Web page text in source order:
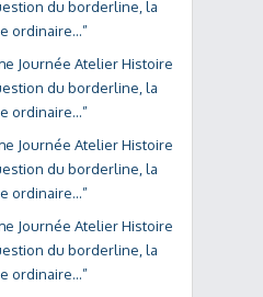
du borderline, la
ordinaire…”
Journée Atelier Histoire
du borderline, la
ordinaire…”
Journée Atelier Histoire
du borderline, la
ordinaire…”
Journée Atelier Histoire
du borderline, la
ordinaire…”